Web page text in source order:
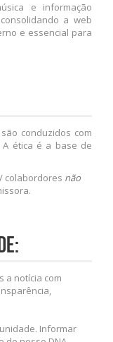
e informação
a web
e essencial para
conduzidos com
ética é a base de
colabordores não
a notícia com
Informar